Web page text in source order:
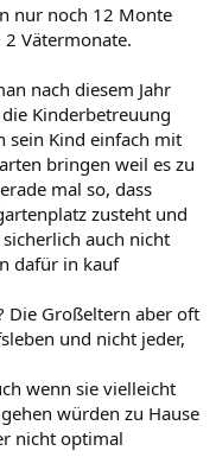
nur noch 12 Monte
Vätermonate.
nach diesem Jahr
Kinderbetreuung
sein Kind einfach mit
bringen weil es zu
mal so, dass
zusteht und
auch nicht
dafür in kauf
Die Großeltern aber oft
und nicht jeder,
wenn sie vielleicht
würden zu Hause
nicht optimal